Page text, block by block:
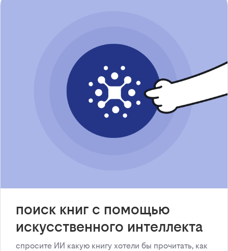
поиск книг с помощью
искусственного интеллекта
спросите ИИ какую книгу хотели бы прочитать, как